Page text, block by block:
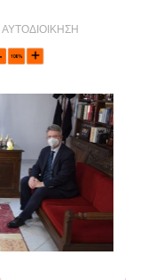
ΑΥΤΟΔΙΟΙΚΗΣΗ